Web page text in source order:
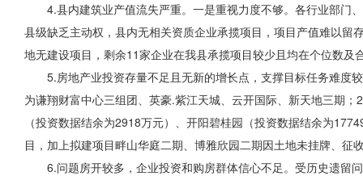
4.县内建筑业产值流失严重。一是重视力度不够。各行业部门
县级缺乏主动权，县内无相关资质企业承揽项目 ，项目产值难以留
地无建设项目，剩余11家企业在我县承揽项目较少且均在个位数及
5.房地产业投资存量不足且无新的增长点，支撑目标任务难度
为谦翔财富中心三组团、英豪.紫江天城、云开国际、新天地三期；
（投资数据结余为2918万元）、开阳碧桂园（投资数据结余为
目，加上拟建项目畔山华庭二期、博雅欣园二期因土地未挂牌、
6.问题房开较多，企业投资和购房群体信心不足。受历史遗留